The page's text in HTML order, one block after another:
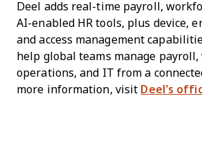
Deel adds real-time payroll,
AI-enabled HR tools, plus device,
and access management
help global teams manage
operations, and IT from a
more information, visit Deel’s